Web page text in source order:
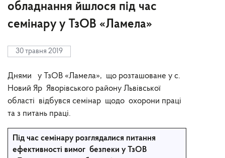
обладнання йшлося під час
семінару у ТзОВ «Ламела»
30 травня 2019
Днями у ТзОВ «Ламела», що розташоване у с.
Новий Яр Яворівського району Львівської
області відбувся семінар щодо охорони праці
та з питань праці.
Під час семінару розглядалися питання
ефективності вимог безпеки у ТзОВ